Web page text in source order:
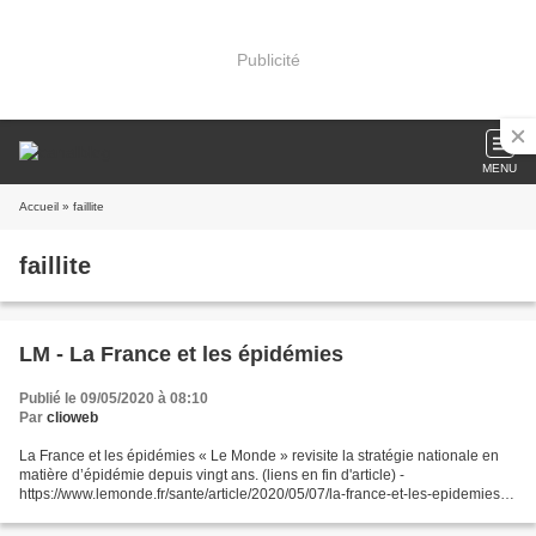
Publicité
MENU
Accueil » faillite
faillite
LM - La France et les épidémies
Publié le 09/05/2020 à 08:10
Par clioweb
La France et les épidémies « Le Monde » revisite la stratégie nationale en
matière d’épidémie depuis vingt ans. (liens en fin d'article) -
https://www.lemonde.fr/sante/article/2020/05/07/la-france-et-les-epidemies-